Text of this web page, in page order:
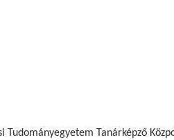
Tudományegyetem Tanárképző